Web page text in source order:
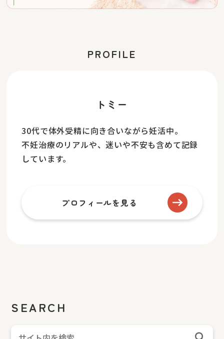
PROFILE
トミー
30代で体外受精に向き合いながら妊活中。
不妊治療のリアルや、迷いや不安も含めて記録
しています。
プロフィールを見る
SEARCH